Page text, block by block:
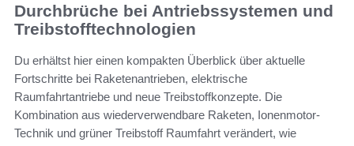
Durchbrüche bei Antriebssystemen und
Treibstofftechnologien
Du erhältst hier einen kompakten Überblick über aktuelle
Fortschritte bei Raketenantrieben, elektrische
Raumfahrtantriebe und neue Treibstoffkonzepte. Die
Kombination aus wiederverwendbare Raketen, Ionenmotor-
Technik und grüner Treibstoff Raumfahrt verändert, wie